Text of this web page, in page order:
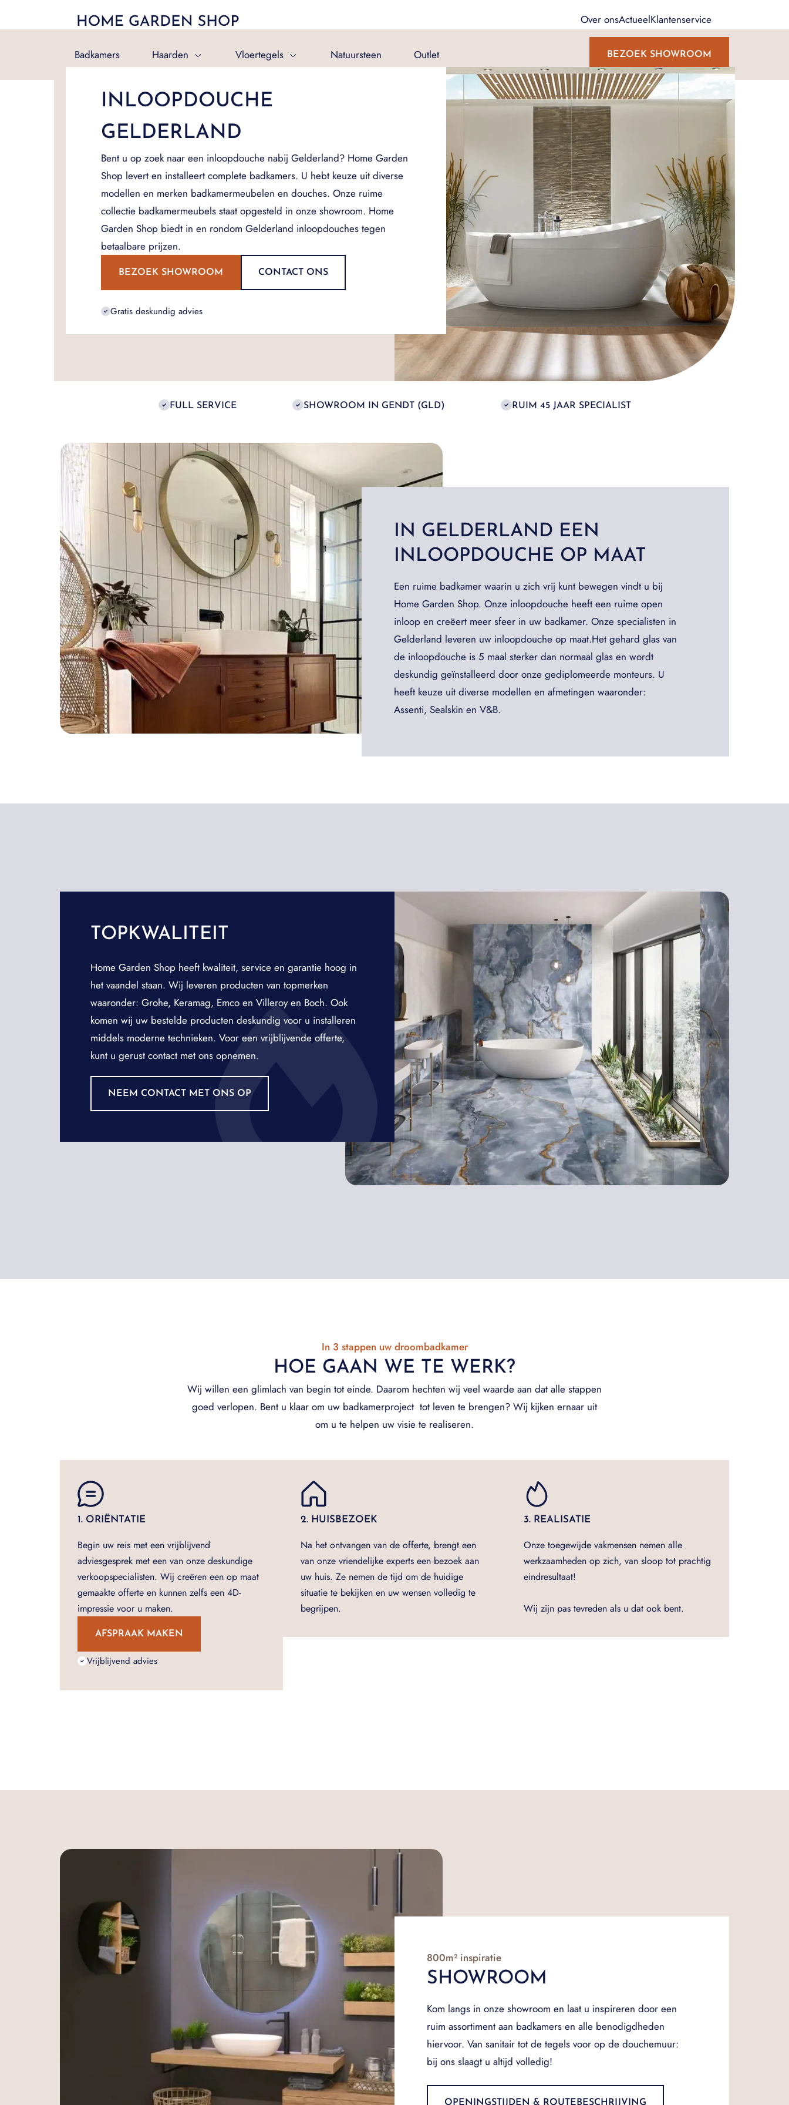
Over onsActueelKlantenservice
Badkamers Haarden Vloertegels Natuursteen Outlet BEZOEK SHOWROOM
INLOOPDOUCHE
GELDERLAND
Bent u op zoek naar een inloopdouche nabij Gelderland? Home Garden
Shop levert en installeert complete badkamers. U hebt keuze uit diverse
modellen en merken badkamermeubelen en douches. Onze ruime
collectie badkamermeubels staat opgesteld in onze showroom. Home
Garden Shop biedt in en rondom Gelderland inloopdouches tegen
betaalbare prijzen.
BEZOEK SHOWROOM CONTACT ONS
Gratis deskundig advies
FULL SERVICE SHOWROOM IN GENDT (GLD) RUIM 45 JAAR SPECIALIST
IN GELDERLAND EEN
INLOOPDOUCHE OP MAAT
Een ruime badkamer waarin u zich vrij kunt bewegen vindt u bij
Home Garden Shop. Onze inloopdouche heeft een ruime open
inloop en creëert meer sfeer in uw badkamer. Onze specialisten in
Gelderland leveren uw inloopdouche op maat.Het gehard glas van
de inloopdouche is 5 maal sterker dan normaal glas en wordt
deskundig geïnstalleerd door onze gediplomeerde monteurs. U
heeft keuze uit diverse modellen en afmetingen waaronder:
Assenti, Sealskin en V&B.
TOPKWALITEIT
Home Garden Shop heeft kwaliteit, service en garantie hoog in
het vaandel staan. Wij leveren producten van topmerken
waaronder: Grohe, Keramag, Emco en Villeroy en Boch. Ook
komen wij uw bestelde producten deskundig voor u installeren
middels moderne technieken. Voor een vrijblijvende offerte,
kunt u gerust contact met ons opnemen.
NEEM CONTACT MET ONS OP
In 3 stappen uw droombadkamer
HOE GAAN WE TE WERK?
Wij willen een glimlach van begin tot einde. Daarom hechten wij veel waarde aan dat alle stappen
goed verlopen. Bent u klaar om uw badkamerproject tot leven te brengen? Wij kijken ernaar uit
om u te helpen uw visie te realiseren.
1. ORIËNTATIE
Begin uw reis met een vrijblijvend
adviesgesprek met een van onze deskundige
verkoopspecialisten. Wij creëren een op maat
gemaakte offerte en kunnen zelfs een 4D-
impressie voor u maken.
AFSPRAAK MAKEN
Vrijblijvend advies
2. HUISBEZOEK
Na het ontvangen van de offerte, brengt een
van onze vriendelijke experts een bezoek aan
uw huis. Ze nemen de tijd om de huidige
situatie te bekijken en uw wensen volledig te
begrijpen.
3. REALISATIE
Onze toegewijde vakmensen nemen alle
werkzaamheden op zich, van sloop tot prachtig
eindresultaat!
Wij zijn pas tevreden als u dat ook bent.
800m² inspiratie
SHOWROOM
Kom langs in onze showroom en laat u inspireren door een
ruim assortiment aan badkamers en alle benodigdheden
hiervoor. Van sanitair tot de tegels voor op de douchemuur:
bij ons slaagt u altijd volledig!
OPENINGSTIJDEN & ROUTEBESCHRIJVING